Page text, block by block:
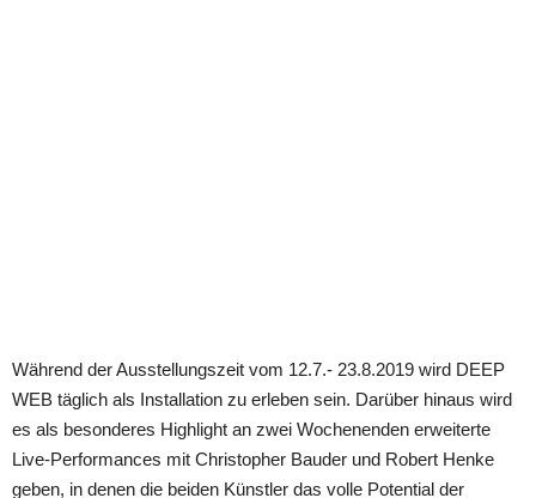
Während der Ausstellungszeit vom 12.7.- 23.8.2019 wird DEEP
WEB täglich als Installation zu erleben sein. Darüber hinaus wird
es als besonderes Highlight an zwei Wochenenden erweiterte
Live-Performances mit Christopher Bauder und Robert Henke
geben, in denen die beiden Künstler das volle Potential der